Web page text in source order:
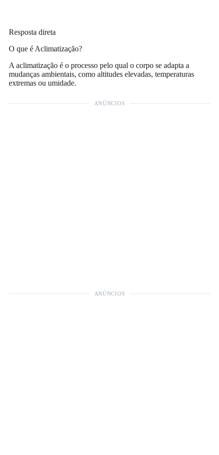
Resposta direta
O que é Aclimatização?
A aclimatização é o processo pelo qual o corpo se adapta a
mudanças ambientais, como altitudes elevadas, temperaturas
extremas ou umidade.
ANÚNCIOS
ANÚNCIOS